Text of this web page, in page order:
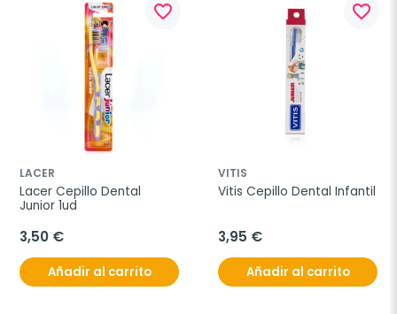
favorite_border
LACER
Lacer Cepillo Dental
Junior 1ud
3,50 €
Añadir al carrito
favorite_border
VITIS
Vitis Cepillo Dental Infantil
3,95 €
Añadir al carrito